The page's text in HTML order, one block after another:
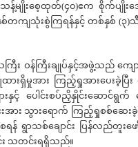
န့်မျိုးစေ့ထုတ်(၄၀)ဧက စိုက်ပျိုးအ
တကျသုံးစွဲကြရန်နှင့် တစ်နှစ် (၃)
ြီးချုပ်နှင့်အဖွဲ့သည် ကျောက်တံ
ားရှိမှုအား ကြည့်ရှုအားပေးခဲ့ပြီ
းနှင့် ပေါင်းစပ်ညှိနှိုင်းဆောင်ရွ
ား သွားရောက် ကြည့်ရှုစစ်ဆေးခဲ့
ေရန် ရွာသစ်ချောင်း ပြန်လည်တူး
င်း သတင်းရရှိသည်။